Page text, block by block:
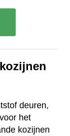
deuren,
het
kozijnen